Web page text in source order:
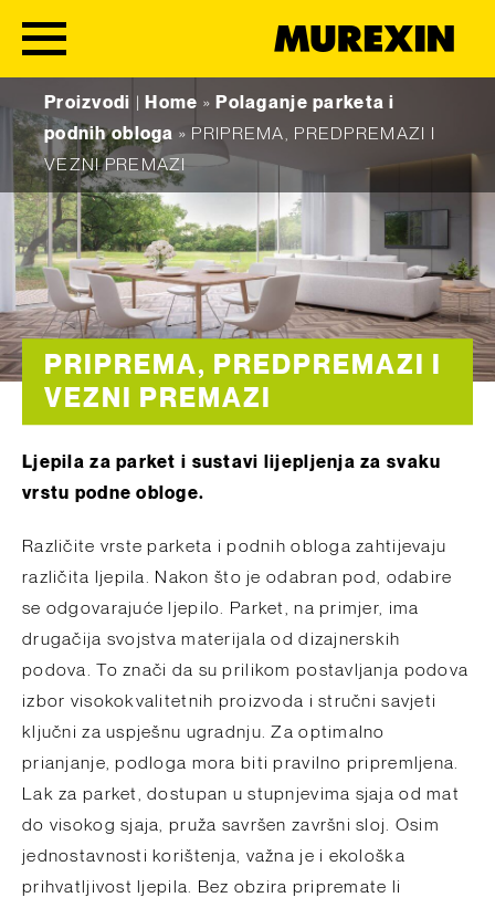
Proizvodi
Home » Polaganje parketa i
podnih obloga » PRIPREMA, PREDPREMAZI I
VEZNI PREMAZI
PRIPREMA, PREDPREMAZI I
VEZNI PREMAZI
Ljepila za parket i sustavi lijepljenja za svaku
vrstu podne obloge.
Različite vrste parketa i podnih obloga zahtijevaju
različita ljepila. Nakon što je odabran pod, odabire
se odgovarajuće ljepilo. Parket, na primjer, ima
drugačija svojstva materijala od dizajnerskih
podova. To znači da su prilikom postavljanja podova
izbor visokokvalitetnih proizvoda i stručni savjeti
ključni za uspješnu ugradnju. Za optimalno
prianjanje, podloga mora biti pravilno pripremljena.
Lak za parket, dostupan u stupnjevima sjaja od mat
do visokog sjaja, pruža savršen završni sloj. Osim
jednostavnosti korištenja, važna je i ekološka
prihvatljivost ljepila. Bez obzira pripremate li